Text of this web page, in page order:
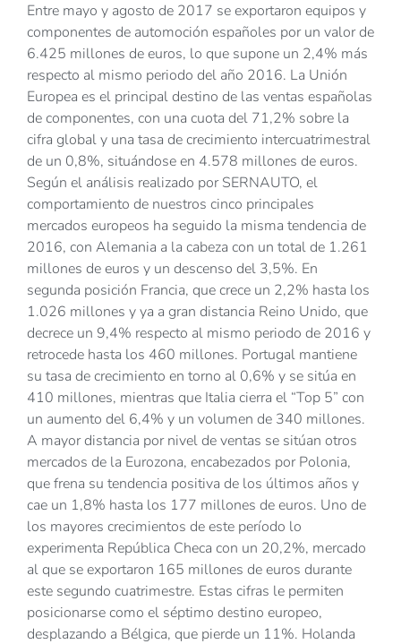
Entre mayo y agosto de 2017 se exportaron equipos y
componentes de automoción españoles por un valor de
6.425 millones de euros, lo que supone un 2,4% más
respecto al mismo periodo del año 2016. La Unión
Europea es el principal destino de las ventas españolas
de componentes, con una cuota del 71,2% sobre la
cifra global y una tasa de crecimiento intercuatrimestral
de un 0,8%, situándose en 4.578 millones de euros.
Según el análisis realizado por SERNAUTO, el
comportamiento de nuestros cinco principales
mercados europeos ha seguido la misma tendencia de
2016, con Alemania a la cabeza con un total de 1.261
millones de euros y un descenso del 3,5%. En
segunda posición Francia, que crece un 2,2% hasta los
1.026 millones y ya a gran distancia Reino Unido, que
decrece un 9,4% respecto al mismo periodo de 2016 y
retrocede hasta los 460 millones. Portugal mantiene
su tasa de crecimiento en torno al 0,6% y se sitúa en
410 millones, mientras que Italia cierra el “Top 5” con
un aumento del 6,4% y un volumen de 340 millones.
A mayor distancia por nivel de ventas se sitúan otros
mercados de la Eurozona, encabezados por Polonia,
que frena su tendencia positiva de los últimos años y
cae un 1,8% hasta los 177 millones de euros. Uno de
los mayores crecimientos de este período lo
experimenta República Checa con un 20,2%, mercado
al que se exportaron 165 millones de euros durante
este segundo cuatrimestre. Estas cifras le permiten
posicionarse como el séptimo destino europeo,
desplazando a Bélgica, que pierde un 11%. Holanda